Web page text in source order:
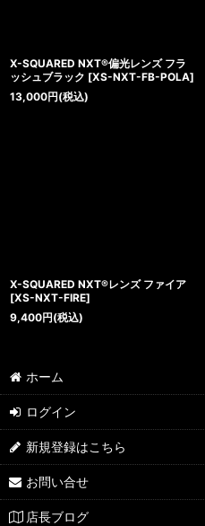
X-SQUARED NXT®偏光レンズ フラ
ッシュブラック [XS-NXT-FB-POLA]
13,000円(税込)
X-SQUARED NXT®レンズ ファイア
[XS-NXT-FIRE]
9,400円(税込)
ホーム
ログイン
新規登録はこちら
お問い合せ
店長ブログ